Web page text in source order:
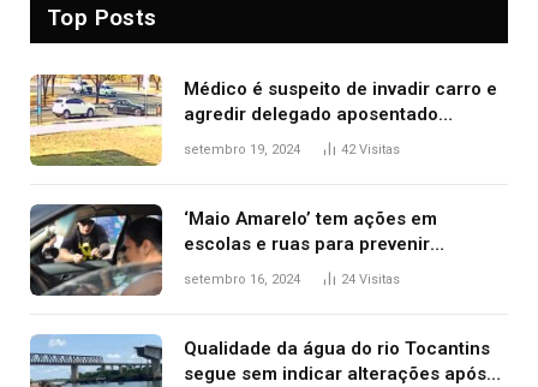
Top Posts
Médico é suspeito de invadir carro e
agredir delegado aposentado
durante confusão no trânsito
setembro 19, 2024 42Visitas
‘Maio Amarelo’ tem ações em
escolas e ruas para prevenir
acidentes no trânsito no AP
setembro 16, 2024 24 Visitas
Qualidade da água do rio Tocantins
segue sem indicar alterações após